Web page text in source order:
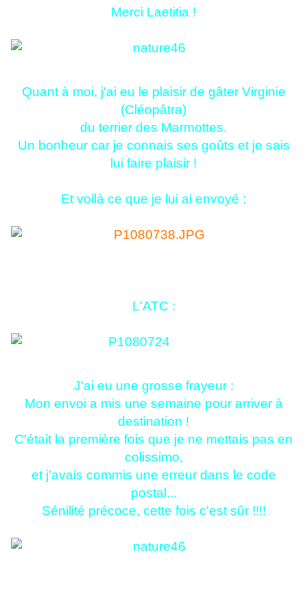
Merci Laetitia !
Quant à moi, j'ai eu le plaisir de gâter Virginie
(Cléopâtra)
du terrier des Marmottes.
Un bonheur car je connais ses goûts et je sais
lui faire plaisir !
Et voilà ce que je lui ai envoyé :
L'ATC :
J'ai eu une grosse frayeur :
Mon envoi a mis une semaine pour arriver à
destination !
C'était la première fois que je ne mettais pas en
colissimo,
et j'avais commis une erreur dans le code
postal...
Sénilité précoce, cette fois c'est sûr !!!!